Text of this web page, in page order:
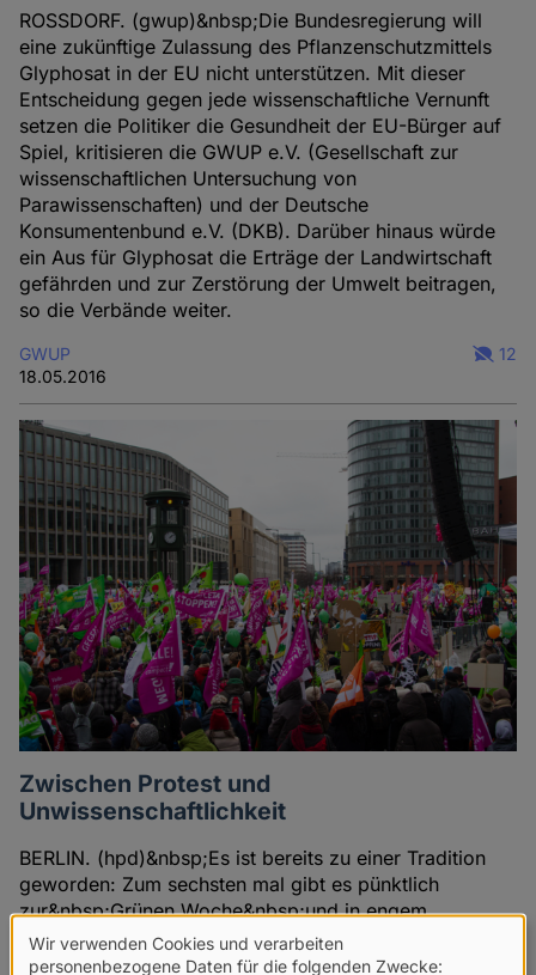
ROSSDORF. (gwup)&nbsp;Die Bundesregierung will
eine zukünftige Zulassung des Pflanzenschutzmittels
Glyphosat in der EU nicht unterstützen. Mit dieser
Entscheidung gegen jede wissenschaftliche Vernunft
setzen die Politiker die Gesundheit der EU-Bürger auf
Spiel, kritisieren die GWUP e.V. (Gesellschaft zur
wissenschaftlichen Untersuchung von
Parawissenschaften) und der Deutsche
Konsumentenbund e.V. (DKB). Darüber hinaus würde
ein Aus für Glyphosat die Erträge der Landwirtschaft
gefährden und zur Zerstörung der Umwelt beitragen,
so die Verbände weiter.
GWUP
18.05.2016
12
Zwischen Protest und
Unwissenschaftlichkeit
BERLIN. (hpd)&nbsp;Es ist bereits zu einer Tradition
geworden: Zum sechsten mal gibt es pünktlich
zur&nbsp;Grünen Woche&nbsp;und in engem
Zusammenhang mit ihr großangelegte Proteste gegen
Massentierhaltung und die konventionelle
Verwendung
Wir verwenden Cookies und verarbeiten
personenbezogene Daten für die folgenden Zwecke: